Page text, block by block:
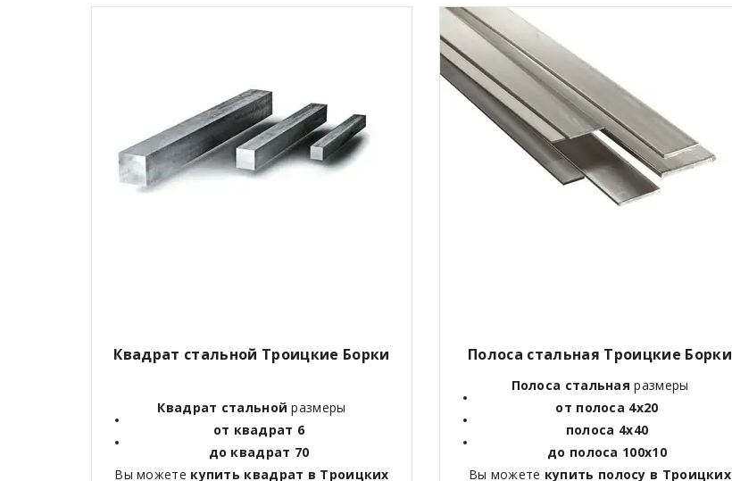
Квадрат стальной Троицкие Борки
Квадрат стальной размеры
от квадрат 6
до квадрат 70
Вы можете купить квадрат в Троицких
Полоса стальная Троицкие Борки
Полоса стальная размеры
от полоса 4х20
полоса 4х40
до полоса 100х10
Вы можете купить полосу в Троицких